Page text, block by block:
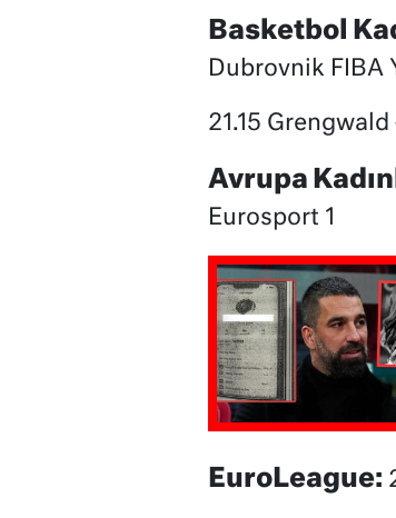
Basketbol
Dubrovnik FIBA
21.15
Avrupa
Eurosport 1
EuroLeague: